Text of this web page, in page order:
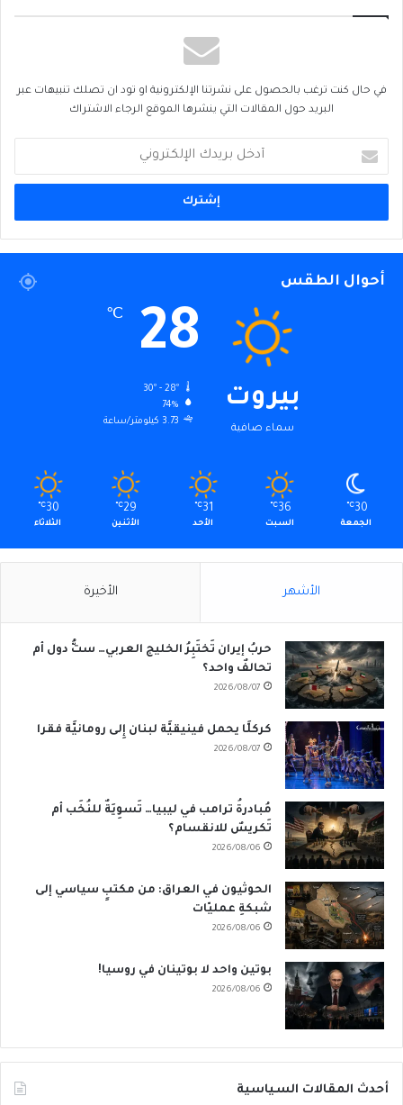
في حال كنت ترغب بالحصول على نشرتنا الإلكترونية او تود ان تصلك تنبيهات عبر
البريد حول المقالات التي ينشرها الموقع الرجاء الاشتراك
بريدك
الإلكتروني
أحوال الطقس
بيروت
سماء صافية
28
℃
30º - 28º
74%
3.73 كيلومتر/ساعة
30
℃
الجمعة
36
℃
السبت
31
℃
الأحد
29
℃
الأثنين
30
℃
الثلاثاء
الأشهر الأخيرة
حربُ إيران تَختَبِرُ الخليج العربي… ستُّ دول أم
تحالفٌ واحد؟
2026/08/07
كركلَّا يحمل فينيقيَّة لبنان إِلى رومانيَّة فقرا
2026/08/07
مُبادرةُ ترامب في ليبيا… تَسوِيَةٌ للنُخَب أم
تَكريسٌ للانقسام؟
2026/08/06
الحوثيون في العراق: من مكتبٍ سياسي إلى
شبكةِ عمليّات
2026/08/06
بوتين واحد لا بوتينان في روسيا!
2026/08/06
أحدث المقالات السياسية